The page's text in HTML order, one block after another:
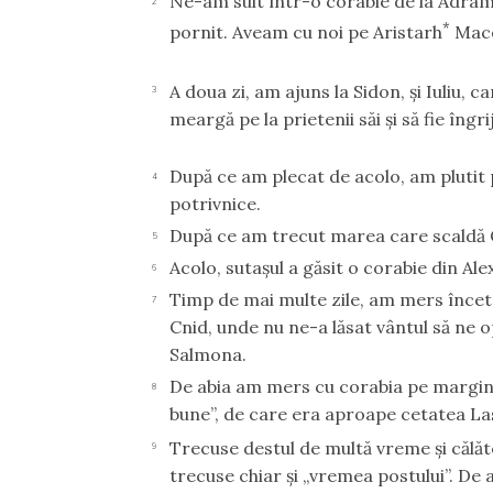
pornit. Aveam cu noi pe Aristarh*
3
A doua zi, am ajuns la Sidon, şi Iuliu,
meargă pe la prietenii săi şi să fie
4
După ce am plecat de acolo, am
potrivnice.
5 După ce am trecut marea care
6 Acolo, sutaşul a găsit o corabie din
7
Timp de mai multe zile, am mers
Cnid, unde nu ne-a lăsat vântul să
Salmona.
8
De abia am mers cu corabia pe
bune”, de care era aproape cetatea
9
Trecuse destul de multă vreme şi
trecuse chiar şi „vremea postului”.